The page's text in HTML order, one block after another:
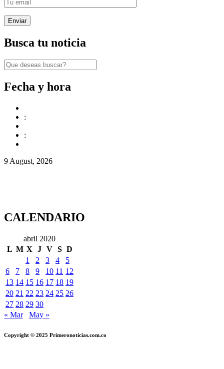
Busca tu noticia
Fecha y hora
:
:
9 August, 2026
CALENDARIO
abril 2020
L M X J V S D
1
2 3 4
5
6
7 8 9 10 11 12
13 14 15 16 17 18 19
20 21 22 23 24 25 26
27 28 29 30
« Mar
May »
Copyright © 2025 Primeronoticias.com.co